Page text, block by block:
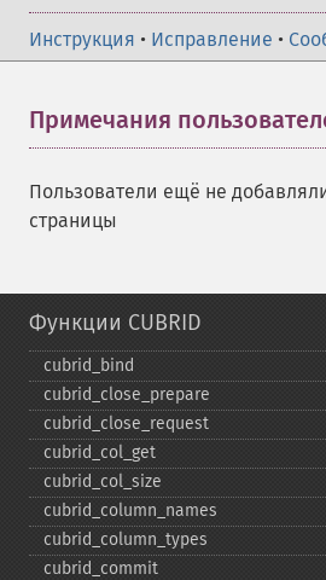
Инструкция • Исправление •
Примечания
Пользователи ещё не
страницы
Функции CUBRID
cubrid_​bind
cubrid_​close_​prepare
cubrid_​close_​request
cubrid_​col_​get
cubrid_​col_​size
cubrid_​column_​names
cubrid_​column_​types
cubrid_​commit